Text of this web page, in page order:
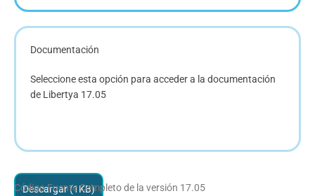
Documentación
Seleccione esta opción para acceder a la documentación
de Libertya 17.05
Descargar (1KB)
Código Fuente Completo de la versión 17.05